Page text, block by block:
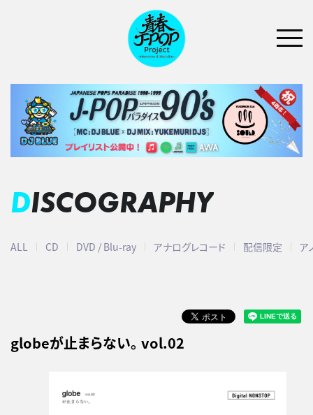
DISCOGRAPHY
ALL CD DVD / Blu-ray アナログレコード 配信限定 ア
globeが止まらない。 vol.02